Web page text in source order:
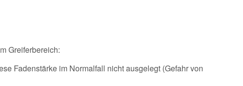
Greiferbereich:
Fadenstärke im Normalfall nicht ausgelegt (Gefahr von